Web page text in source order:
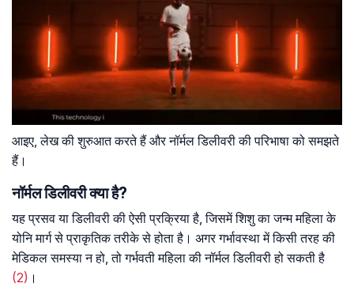
आइए, लेख की शुरुआत करते हैं और नॉर्मल डिलीवरी की परिभाषा को समझते
हैं।
नॉर्मल डिलीवरी क्या है?
यह प्रसव या डिलीवरी की ऐसी प्रक्रिया है, जिसमें शिशु का जन्म महिला के
योनि मार्ग से प्राकृतिक तरीके से होता है। अगर गर्भावस्था में किसी तरह की
मेडिकल समस्या न हो, तो गर्भवती महिला की नॉर्मल डिलीवरी हो सकती है
(2) ।